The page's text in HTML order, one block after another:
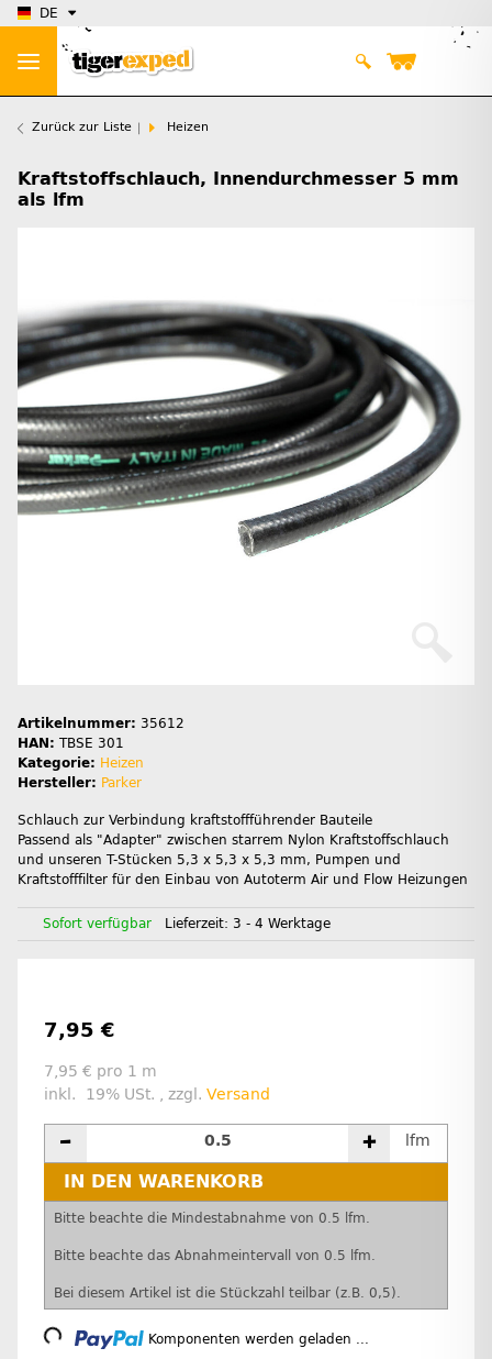
DE
Zurück zur Liste Heizen
Kraftstoffschlauch, Innendurchmesser 5 mm
als lfm
Artikelnummer: 35612
HAN: TBSE 301
Kategorie: Heizen
Hersteller: Parker
Schlauch zur Verbindung kraftstoffführender Bauteile
Passend als "Adapter" zwischen starrem Nylon Kraftstoffschlauch
und unseren T-Stücken 5,3 x 5,3 x 5,3 mm, Pumpen und
Kraftstofffilter für den Einbau von Autoterm Air und Flow Heizungen
Sofort verfügbar Lieferzeit: 3 - 4 Werktage
7,95 €
7,95 € pro 1 m
inkl. 19% USt. , zzgl. Versand
lfm
IN DEN WARENKORB
x
Bitte beachte die Mindestabnahme von 0.5 lfm.
Bitte beachte das Abnahmeintervall von 0.5 lfm.
Bei diesem Artikel ist die Stückzahl teilbar (z.B. 0,5).
Komponenten werden geladen ...